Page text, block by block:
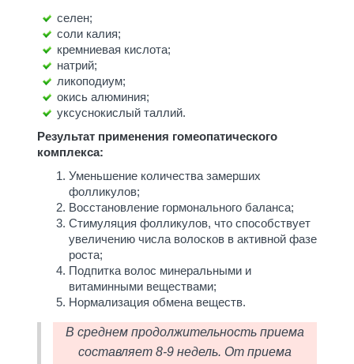
селен;
соли калия;
кремниевая кислота;
натрий;
ликоподиум;
окись алюминия;
уксуснокислый таллий.
Результат применения гомеопатического
комплекса:
Уменьшение количества замерших
фолликулов;
Восстановление гормонального баланса;
Стимуляция фолликулов, что способствует
увеличению числа волосков в активной фазе
роста;
Подпитка волос минеральными и
витаминными веществами;
Нормализация обмена веществ.
В среднем продолжительность приема
составляет 8-9 недель. От приема